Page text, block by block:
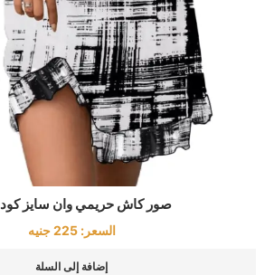
صور كاش حريمي وان سايز كود 249
السعر:225 جنيه
إضافة إلى السلة